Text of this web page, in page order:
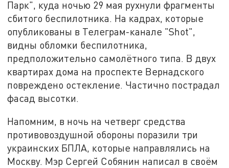
Парк", куда ночью 29 мая рухнули фрагменты
сбитого беспилотника. На кадрах, которые
опубликованы в Телеграм-канале "Shot",
видны обломки беспилотника,
предположительно самолётного типа. В двух
квартирах дома на проспекте Вернадского
повреждено остекление. Частично пострадал
фасад высотки.
Напомним, в ночь на четверг средства
противовоздушной обороны поразили три
украинских БПЛА, которые направлялись на
Москву. Мэр Сергей Собянин написал в своём